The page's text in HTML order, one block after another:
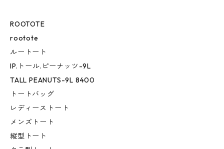
ROOTOTE
rootote
ルートート
IP.トール.ピーナッツ-9L
TALL PEANUTS-9L 8400
トートバッグ
レディーストート
メンズトート
縦型トート